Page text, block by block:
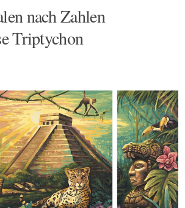
nach Zahlen
Triptychon